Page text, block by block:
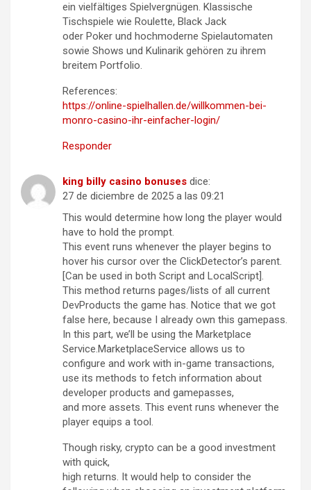
ein vielfältiges Spielvergnügen. Klassische
Tischspiele wie Roulette, Black Jack
oder Poker und hochmoderne Spielautomaten
sowie Shows und Kulinarik gehören zu ihrem
breitem Portfolio.
References:
https://online-spielhallen.de/willkommen-bei-
monro-casino-ihr-einfacher-login/
Responder
king billy casino bonuses dice:
27 de diciembre de 2025 a las 09:21
This would determine how long the player would
have to hold the prompt.
This event runs whenever the player begins to
hover his cursor over the ClickDetector’s parent.
[Can be used in both Script and LocalScript].
This method returns pages/lists of all current
DevProducts the game has. Notice that we got
false here, because I already own this gamepass.
In this part, we’ll be using the Marketplace
Service.MarketplaceService allows us to
configure and work with in-game transactions,
use its methods to fetch information about
developer products and gamepasses,
and more assets. This event runs whenever the
player equips a tool.
Though risky, crypto can be a good investment
with quick,
high returns. It would help to consider the